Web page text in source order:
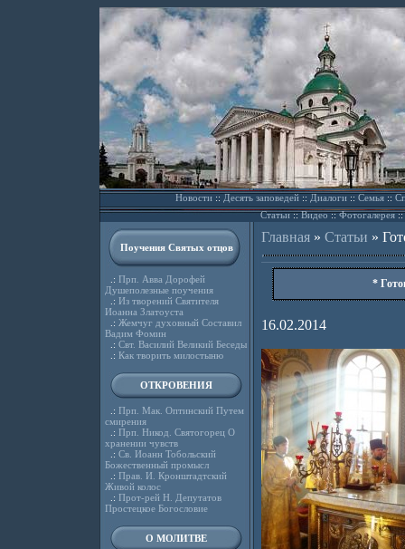
Новости::Десять заповедей::Диалоги::Семья::
Статьи::Видео ::Фотогалерея::
Поучения Святых отцов
.: Прп. Авва Дорофей
Душеполезные поучения
.: Из творений Святителя
Иоанна Златоуста
.: Жемчуг духовный Составил
Вадим Фомин
.: Свт. Василий Великий Беседы
.: Как творить милостыню
ОТКРОВЕНИЯ
.: Прп. Мак. Оптинский Путем
смирения
.: Прп. Никод. Святогорец О
хранении чувств
.: Св. Иоанн Тобольский
Божественный промысл
.: Прав. И. Кронштадтский
Живой колос
.: Прот-рей Н. Депутатов
Простецкое Богословие
О МОЛИТВЕ
Главная» Статьи »
*
16.02.2014